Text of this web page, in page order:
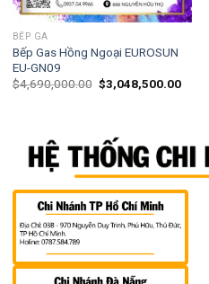
BẾP GA
Bếp Gas Hồng Ngoại EUROSUN
EU-GN09
$4,690,000.00 $3,048,500.00